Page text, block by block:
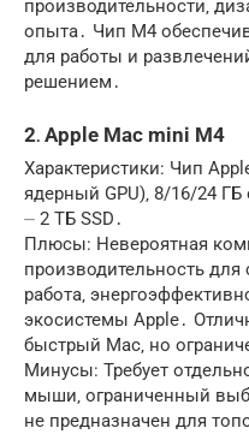
производительности‚
опыта․ Чип M4
для работы и
решением․
2․ Apple Mac mini M4
Характеристики: Чип
ядерный GPU)‚ 8/16/24
⏤ 2 ТБ SSD․
Плюсы: Невероятная
производительность для
работа‚
экосистемы Apple․
быстрый Mac‚ но
Минусы: Требует
мыши‚ ограниченный
не предназначен для